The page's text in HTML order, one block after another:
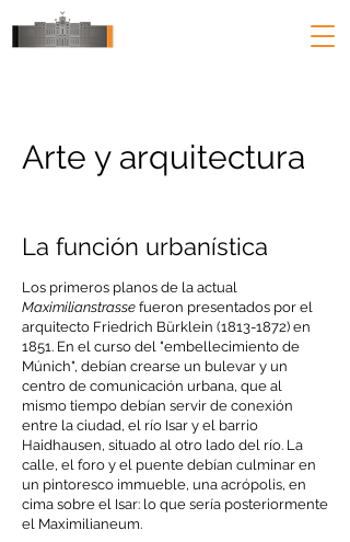
Arte y arquitectura
La función urbanística
Los primeros planos de la actual
Maximilianstrasse fueron presentados por el
arquitecto Friedrich Bürklein (1813-1872) en
1851. En el curso del "embellecimiento de
Múnich", debían crearse un bulevar y un
centro de comunicación urbana, que al
mismo tiempo debían servir de conexión
entre la ciudad, el río Isar y el barrio
Haidhausen, situado al otro lado del río. La
calle, el foro y el puente debían culminar en
un pintoresco immueble, una acrópolis, en
cima sobre el Isar: lo que sería posteriormente
el Maximilianeum.